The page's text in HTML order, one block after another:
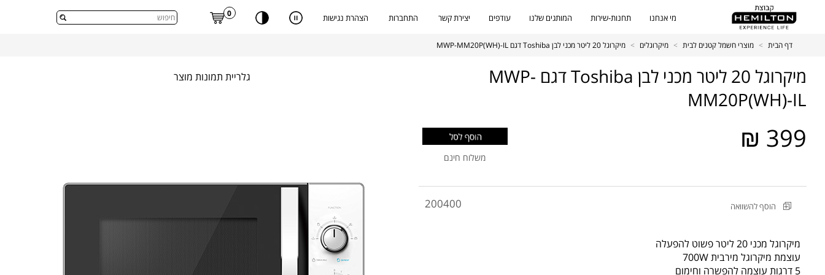
דלג לתוכן העמוד
מי אנחנו תחנות-שירות המותגים שלנו עודפים יצירת קשר התחברות הצהרת נגישות 0
דף הבית > מוצרי חשמל קטנים לבית > מיקרוגלים > מיקרוגל 20 ליטר מכני לבן Toshiba דגם MWP-MM20P(WH)-IL
מיקרוגל 20 ליטר מכני לבן Toshiba דגם MWP-
MM20P(WH)-IL
399 ₪
משלוח חינם
200400
מקט
הוסף להשוואה
ליטר
מכני
מיקרוגל מכני 20 ליטר פשוט להפעלה
עוצמת מיקרוגל מירבית 700W
5 דרגות עוצמה להפשרה וחימום
גלריית תמונות מוצר